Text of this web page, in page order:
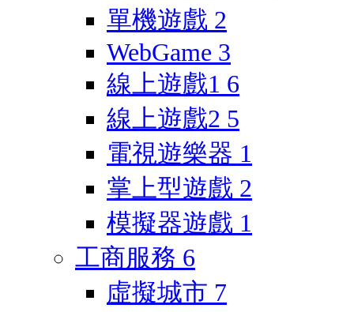
單機遊戲 2
WebGame 3
線上遊戲1 6
線上遊戲2 5
電視遊樂器 1
掌上型遊戲 2
模擬器遊戲 1
工商服務 6
虛擬城市 7